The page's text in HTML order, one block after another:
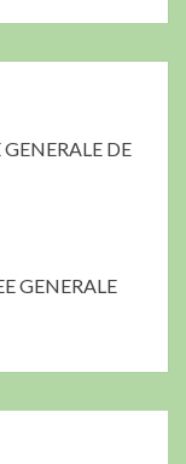
GENERALE DE
GENERALE